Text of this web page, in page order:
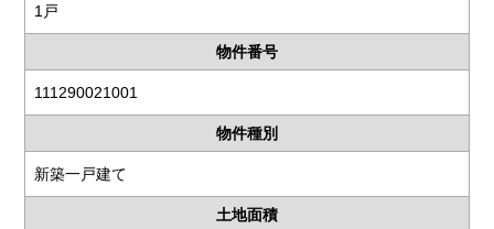
1戸
物件番号
111290021001
物件種別
新築一戸建て
土地面積